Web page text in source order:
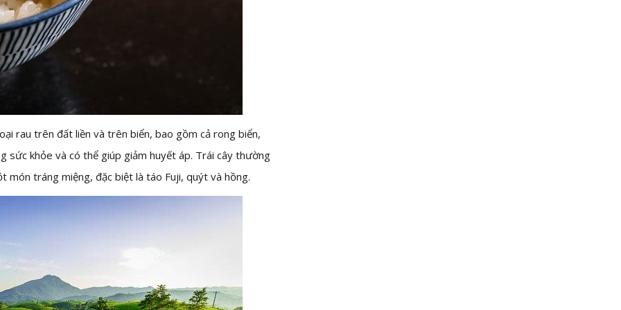
rau trên đất liền và trên biển, bao gồm cả rong biển,
sức khỏe và có thể giúp giảm huyết áp. Trái cây thường
tráng miệng, đặc biệt là táo Fuji, quýt và hồng.